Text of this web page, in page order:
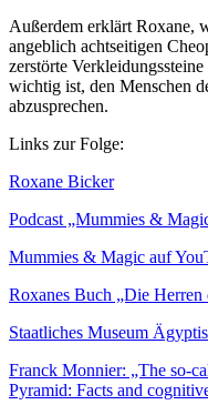
Außerdem erklärt Roxane,
angeblich achtseitigen
zerstörte
wichtig ist, den Menschen
abzusprechen.
Links zur Folge:
Roxane Bicker
Podcast „Mummies &
Mummies & Magic auf
Roxanes Buch „Die Herren
Staatliches Museum
Franck Monnier: „The so-
Pyramid: Facts and